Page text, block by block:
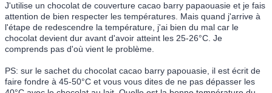
J'utilise un chocolat de couverture cacao barry papaouasie et je fais
attention de bien respecter les températures. Mais quand j'arrive à
l'étape de redescendre la température, j'ai bien du mal car le
chocolat devient dur avant d'avoir atteint les 25-26°C. Je
comprends pas d'où vient le problème.
PS: sur le sachet du chocolat cacao barry papouasie, il est écrit de
faire fondre à 45-50°C et vous vous dites de ne pas dépasser les